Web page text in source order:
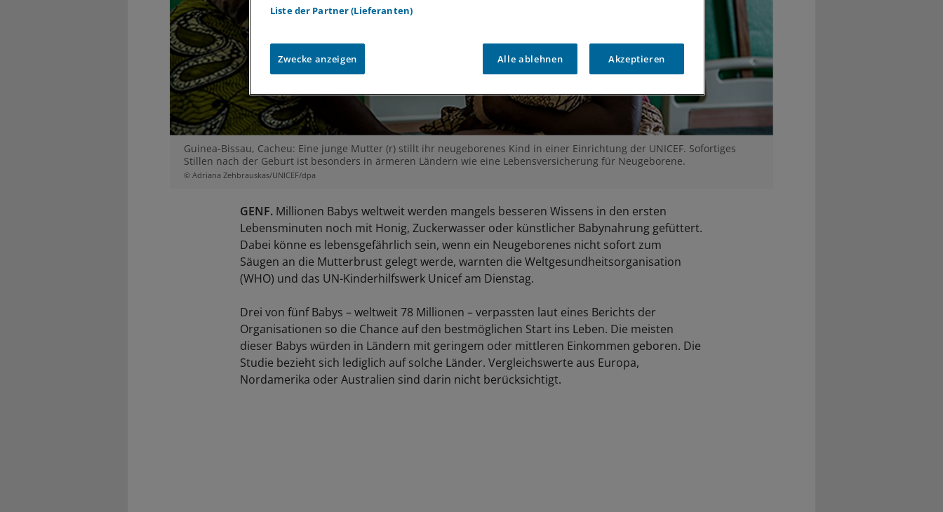
Guinea-Bissau, Cacheu: Eine junge Mutter (r) stillt ihr neugeborenes Kind in einer Einrichtung der UNICEF. Sofortiges
Stillen nach der Geburt ist besonders in ärmeren Ländern wie eine Lebensversicherung für Neugeborene.
© Adriana Zehbrauskas/UNICEF/dpa
GENF. Millionen Babys weltweit werden mangels besseren Wissens in den ersten
Lebensminuten noch mit Honig, Zuckerwasser oder künstlicher Babynahrung gefüttert.
Dabei könne es lebensgefährlich sein, wenn ein Neugeborenes nicht sofort zum
Säugen an die Mutterbrust gelegt werde, warnten die Weltgesundheitsorganisation
(WHO) und das UN-Kinderhilfswerk Unicef am Dienstag.
Drei von fünf Babys – weltweit 78 Millionen – verpassten laut eines Berichts der
Organisationen so die Chance auf den bestmöglichen Start ins Leben. Die meisten
dieser Babys würden in Ländern mit geringem oder mittleren Einkommen geboren. Die
Studie bezieht sich lediglich auf solche Länder. Vergleichswerte aus Europa,
Nordamerika oder Australien sind darin nicht berücksichtigt.
Liste der Partner (Lieferanten)
Zwecke anzeigen Alle ablehnen Akzeptieren